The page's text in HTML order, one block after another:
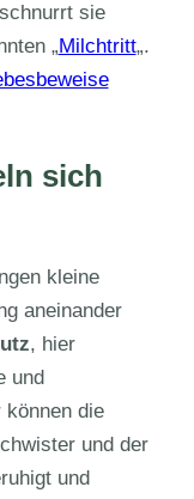
sie
„Milchtritt„.
sich
kleine
aneinander
, hier
und
können die
und der
und